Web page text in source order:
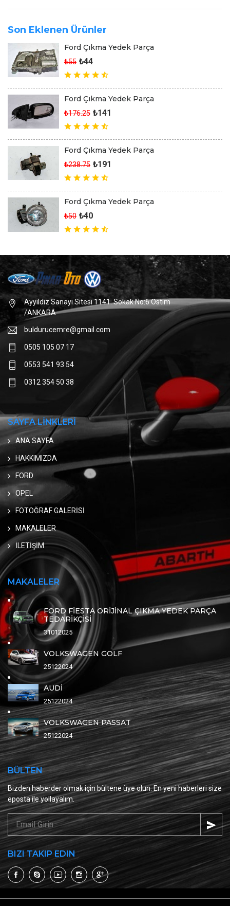
Son Eklenen Ürünler
Ford Çıkma Yedek Parça
₺55 ₺44
Ford Çıkma Yedek Parça
₺176.25 ₺141
Ford Çıkma Yedek Parça
₺238.75 ₺191
Ford Çıkma Yedek Parça
₺50 ₺40
Ayyıldız Sanayi Sitesi 1141. Sokak No:6 Ostim
/ANKARA
buldurucemre@gmail.com
0505 105 07 17
0553 541 93 54
0312 354 50 38
SAYFA LİNKLERİ
ANA SAYFA
HAKKIMIZDA
FORD
OPEL
FOTOĞRAF GALERİSİ
MAKALELER
İLETİŞİM
MAKALELER
FORD FİESTA ORİJİNAL ÇIKMA YEDEK PARÇA
TEDARİKÇİSİ
31012025
VOLKSWAGEN GOLF
25122024
AUDİ
25122024
VOLKSWAGEN PASSAT
25122024
BÜLTEN
Bizden haberder olmak için bültene üye olun. En yeni haberleri size
eposta ile yollayalım.
BIZI TAKIP EDIN